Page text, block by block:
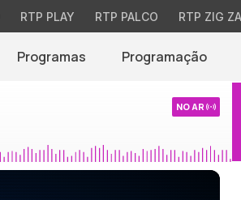
RTP PLAY RTP PALCO RTP ZIG
Programas Programação
NO AR